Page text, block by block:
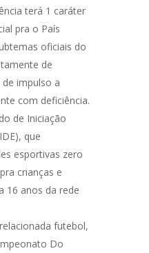
terá 1 caráter
pra o País
oficiais do
de
impulso a
com deficiência.
de Iniciação
que
esportivas zero
crianças e
16 anos da rede
futebol,
Do